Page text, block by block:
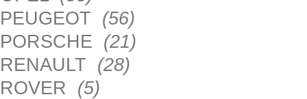
PEUGEOT (56)
PORSCHE (21)
RENAULT (28)
ROVER (5)